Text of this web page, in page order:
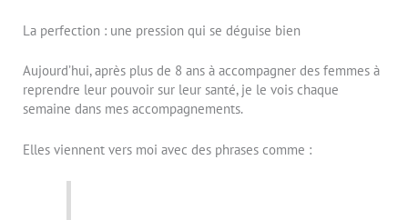
La perfection : une pression qui se déguise bien
Aujourd’hui, après plus de 8 ans à accompagner des femmes à
reprendre leur pouvoir sur leur santé, je le vois chaque
semaine dans mes accompagnements.
Elles viennent vers moi avec des phrases comme :